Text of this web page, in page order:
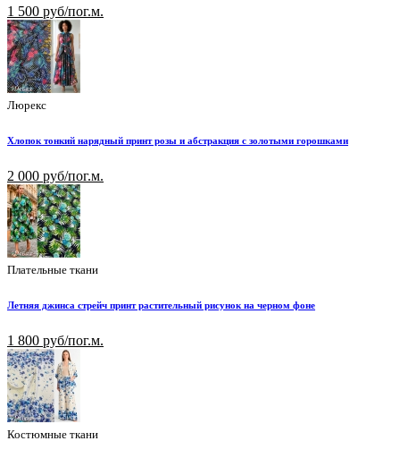
1 500 руб/пог.м.
Люрекс
Хлопок тонкий нарядный принт розы и абстракция с золотыми горошками
2 000 руб/пог.м.
Плательные ткани
Летняя джинса стрейч принт растительный рисунок на черном фоне
1 800 руб/пог.м.
Костюмные ткани